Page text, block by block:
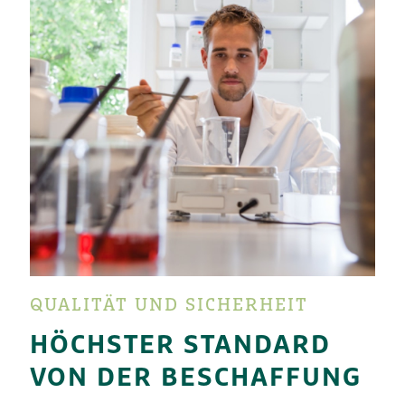
QUALITÄT UND SICHERHEIT
HÖCHSTER STANDARD
VON DER BESCHAFFUNG